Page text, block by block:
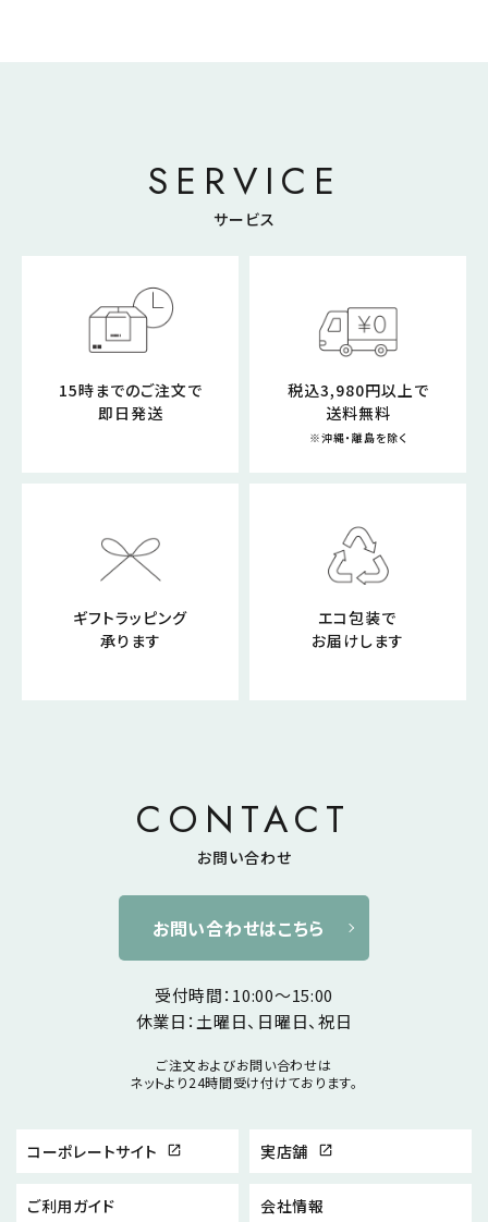
SERVICE
サービス
15時までのご注文で
即日発送
税込3,980円以上で
送料無料
※沖縄・離島を除く
ギフトラッピング
承ります
エコ包装で
お届けします
CONTACT
お問い合わせ
お問い合わせはこちら
受付時間：10:00～15:00
休業日：土曜日、日曜日、祝日
ご注文およびお問い合わせは
ネットより24時間受け付けております。
コーポレートサイト open_in_new 実店舗 open_in_new
ご利用ガイド 会社情報